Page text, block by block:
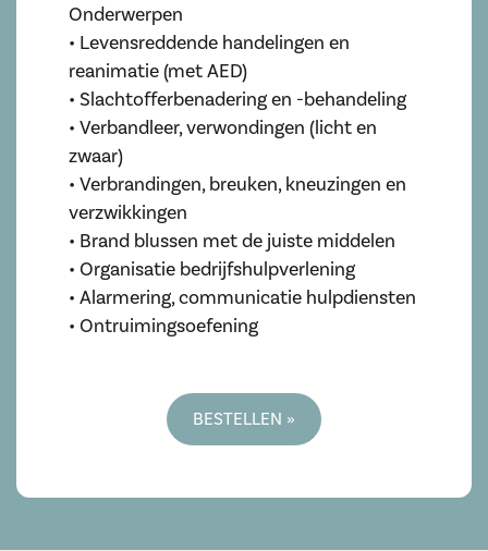
Onderwerpen
• Levensreddende handelingen en
reanimatie (met AED)
• Slachtofferbenadering en -behandeling
• Verbandleer, verwondingen (licht en
zwaar)
• Verbrandingen, breuken, kneuzingen en
verzwikkingen
• Brand blussen met de juiste middelen
• Organisatie bedrijfshulpverlening
• Alarmering, communicatie hulpdiensten
• Ontruimingsoefening
BESTELLEN »